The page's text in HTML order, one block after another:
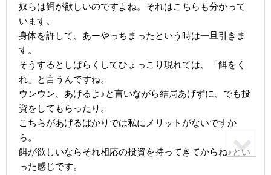
奴らは餌が欲しいのですよね。それはこちらも分かって
います。
身体を許して、あーやっちまったという時は一旦引きま
す。
そうするとしばらくしてひょっこり現れては、「餌をく
れ」と言うんですね。
ウンウン、あげるよ♪と言いながら結局あげずに、でも投
資をしてもらったり。
こちらがあげるばかりでは私にメリットがないですか
ら。
餌が欲しいならそれ相応の投資を持ってきてからね♪とい
った感じです。